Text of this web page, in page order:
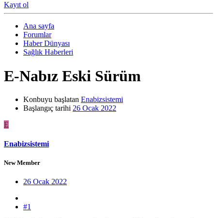
Kayıt ol
Ana sayfa
Forumlar
Haber Dünyası
Sağlık Haberleri
E-Nabız Eski Sürüm
Konbuyu başlatan Enabizsistemi
Başlangıç tarihi 26 Ocak 2022
E
Enabizsistemi
New Member
26 Ocak 2022
#1